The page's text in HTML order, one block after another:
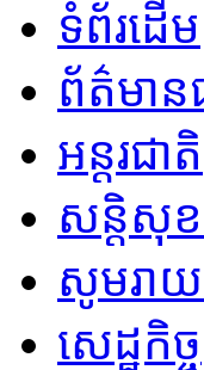
ទំព័រដើម
ព័ត៌មាន
អន្តរជាតិ
សន្តិសុ
សូមរា
សេដ្ឋកិច្ច